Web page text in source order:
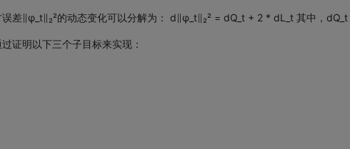
差∥φ_t∥₂²的动态变化可以分解为： d∥φ_t∥₂² = dQ_t + 2 * dL_t 其中，
证明以下三个子目标来实现：